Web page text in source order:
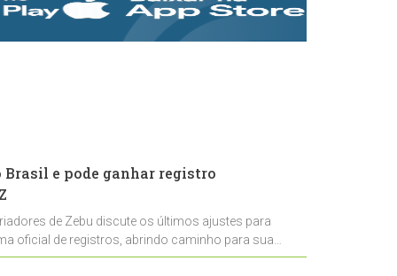
rastreabilidade e
rigor técnico para
Brasil e pode ganhar registro
de Zebu discute os últimos ajustes para
oficial de registros, abrindo caminho para sua